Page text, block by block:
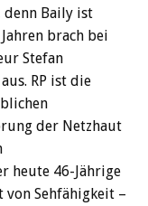
denn Baily ist
brach bei
Stefan
RP ist die
der Netzhaut
heute 46-Jährige
von Sehfähigkeit –